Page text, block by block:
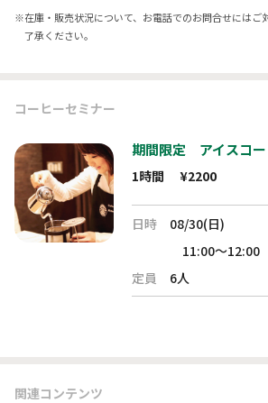
※在庫・販売状況について、お電話でのお問合せにはご
了承ください。
コーヒーセミナー
期間限定 アイスコー
1時間 ¥2200
日時
08/30(日)
11:00～12:00
定員
6人
関連コンテンツ